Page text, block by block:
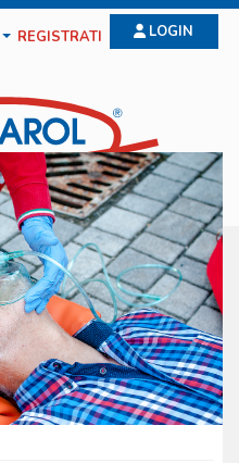
REGISTRATI LOGIN